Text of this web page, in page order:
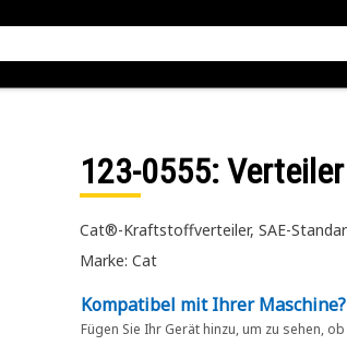
123-0555:
Cat®-Kraftstoffverteiler, SAE-
Marke: Cat
Kompatibel mit Ihrer Maschine?
Fügen Sie Ihr Gerät hinzu, um zu sehen,